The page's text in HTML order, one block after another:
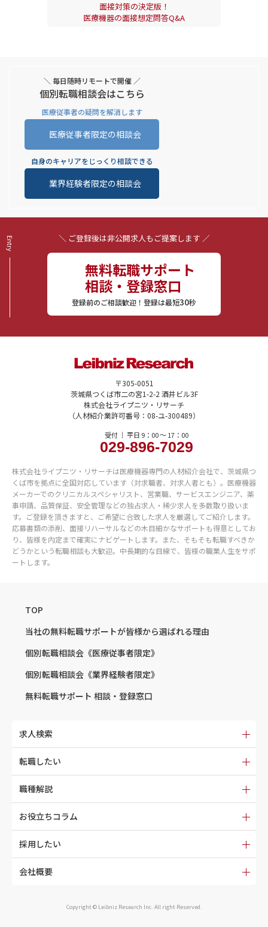
面接対策の決定版！
医療機器の面接想定問答Q&A
＼ 毎日随時リモートで開催 ／
個別転職相談会はこちら
医療従事者の疑問を解消します
医療従事者限定の相談会
自身のキャリアをじっくり相談できる
業界経験者限定の相談会
＼ ご登録後は非公開求人もご提案します ／
無料転職サポート
相談・登録窓口
登録前のご相談歓迎！登録は最短30秒
〒305-0051
茨城県つくば市二の宮1-2-2 酒井ビル3F
株式会社ライプニツ・リサーチ
（人材紹介業許可番号：08-ユ-300489）
受付 ｜ 平日 9：00 〜 17：00
029-896-7029
株式会社ライプニツ・リサーチは医療機器専門の人材紹介会社で、茨城県つ
くば市を拠点に全国対応しています（対求職者、対求人者とも）。医療機器
メーカーでのクリニカルスペシャリスト、営業職、サービスエンジニア、薬
事申請、品質保証、安全管理などの独占求人・稀少求人を多数取り扱いま
す。ご登録を頂きますと、ご希望に合致した求人を厳選してご紹介します。
応募書類の添削、面接リハーサルなどの木目細かなサポートも得意としてお
り、皆様を内定まで確実にナビゲートします。また、そもそも転職すべきか
どうかという転職相談も大歓迎。中長期的な目線で、皆様の職業人生をサポ
ートします。
TOP
当社の無料転職サポートが皆様から選ばれる理由
個別転職相談会 《医療従事者限定》
個別転職相談会 《業界経験者限定》
無料転職サポート 相談・登録窓口
求人検索
転職したい
職種解説
お役立ちコラム
採用したい
会社概要
Copyright © Leibniz Research Inc. All right Reserved.